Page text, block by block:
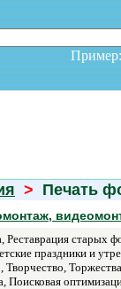
> Печать
Реставрация старых
праздники и
Творчество,